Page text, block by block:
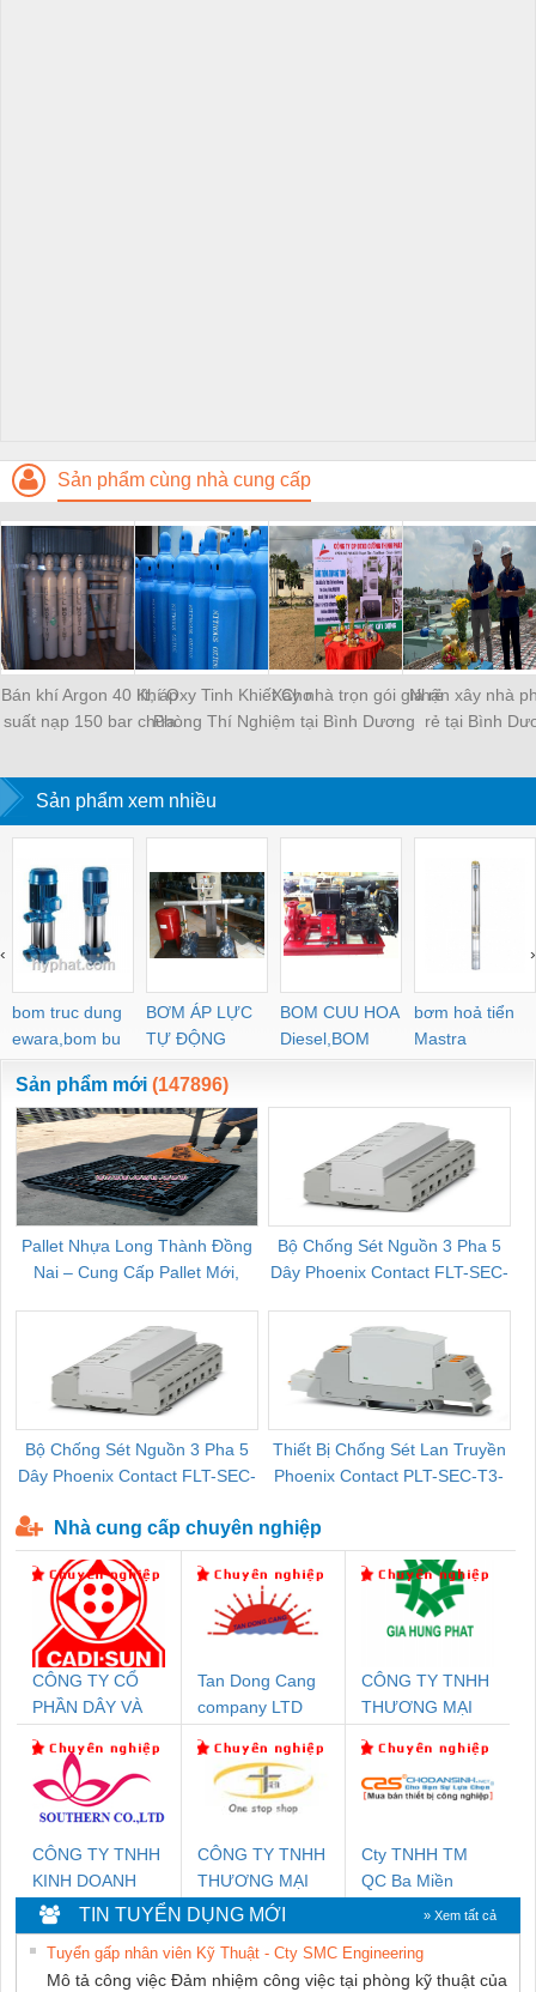
Sản phẩm cùng nhà cung cấp
Bán khí Argon 40 lít, áp
suất nạp 150 bar chứa
Khí Oxy Tinh Khiết Cho
Phòng Thí Nghiệm
Xây nhà trọn gói giá rẻ
tại Bình Dương
Nhận xây nhà
rẻ tại Bình
Sản phẩm xem nhiều
bom truc dung
ewara,bom bu
ewara
BƠM ÁP LỰC
TỰ ĐỘNG
BOM CUU HOA
Diesel,BOM
CHUA CHAY
bơm hoả tiển
Mastra
‹ ›
Sản phẩm mới (147896)
Pallet Nhựa Long Thành Đồng
Nai – Cung Cấp Pallet Mới,
Bộ Chống Sét Nguồn 3 Pha 5
Dây Phoenix Contact FLT-SEC-
Bộ Chống Sét Nguồn 3 Pha 5
Dây Phoenix Contact FLT-SEC-
Thiết Bị Chống Sét Lan Truyền
Phoenix Contact PLT-SEC-T3-
Nhà cung cấp chuyên nghiệp
CÔNG TY CỔ
PHẦN DÂY VÀ
THƯỢNG ĐÌNH
Tan Dong Cang
company LTD
CÔNG TY TNHH
THƯƠNG MẠI
THUẬT ĐIỆN CƠ
GIA HƯNG
CÔNG TY TNHH
KINH DOANH
DỊCH VỤ XNK
PHƯƠNG NAM
CÔNG TY TNHH
THƯƠNG MẠI
THIÊN ÂN VIỆT
NAM
Cty TNHH TM
QC Ba Miền
TIN TUYỂN DỤNG MỚI » Xem tất cả
Tuyển gấp nhân viên Kỹ Thuật - Cty SMC Engineering
Mô tả công việc Đảm nhiệm công việc tại phòng kỹ thuật của